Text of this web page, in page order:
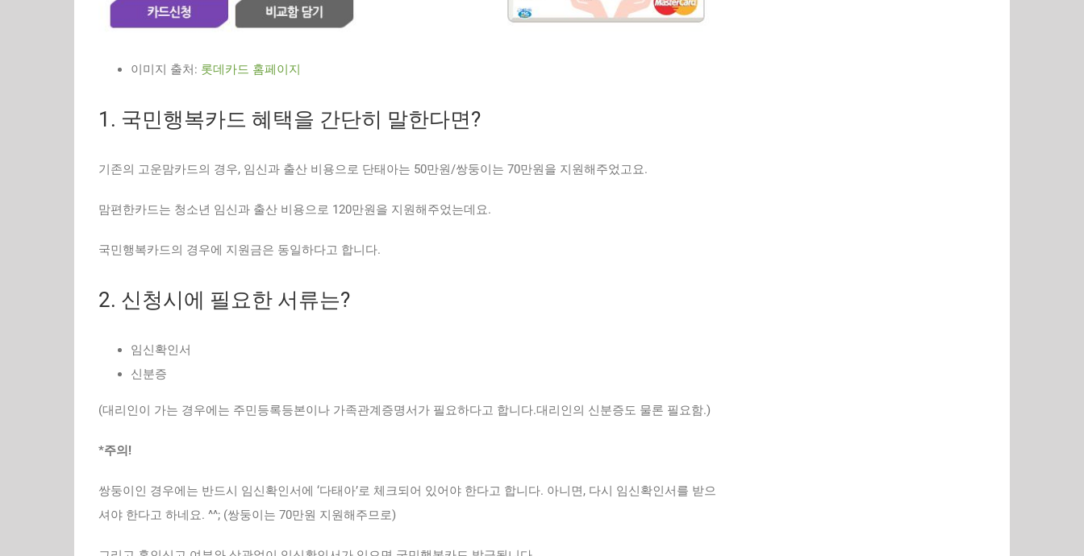
이미지 출처: 롯데카드 홈페이지
1. 국민행복카드 혜택을 간단히 말한다면?
기존의 고운맘카드의 경우, 임신과 출산 비용으로 단태아는 50만원/쌍둥이는 70만원을 지원해주었고요.
맘편한카드는 청소년 임신과 출산 비용으로 120만원을 지원해주었는데요.
국민행복카드의 경우에 지원금은 동일하다고 합니다.
2. 신청시에 필요한 서류는?
임신확인서
신분증
(대리인이 가는 경우에는 주민등록등본이나 가족관계증명서가 필요하다고 합니다.대리인의 신분증도 물론 필요함.)
*주의!
쌍둥이인 경우에는 반드시 임신확인서에 ‘다태아’로 체크되어 있어야 한다고 합니다. 아니면, 다시 임신확인서를 받으
셔야 한다고 하네요. ^^; (쌍둥이는 70만원 지원해주므로)